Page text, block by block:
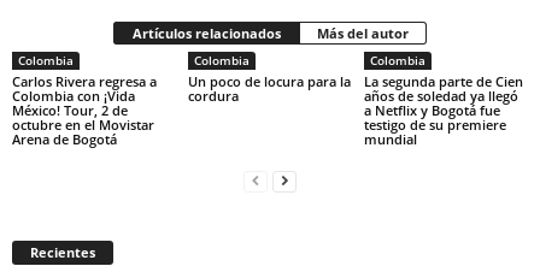
Artículos relacionados Más del autor
Colombia
Carlos Rivera regresa a
Colombia con ¡Vida
México! Tour, 2 de
octubre en el Movistar
Arena de Bogotá
Colombia
Un poco de locura para la
cordura
Colombia
La segunda parte de Cien
años de soledad ya llegó
a Netflix y Bogotá fue
testigo de su premiere
mundial
Recientes